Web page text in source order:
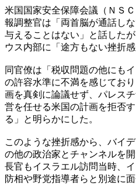
米国国家安全保障会議（ＮＳ
報調整官は「両首脳が通話し
与えることはない」と話した
ウス内部に「途方もない挫折
同官僚は「税収問題の他にも
の許容水準に不満を感じてお
画を真剣に論議せず、パレス
営を任せる米国の計画を拒否
る」と明らかにした。
このような挫折感から、バイ
の他の政治家とチャンネルを
長官もイスラエル訪問当時、
防相や野党指導者らと別途に面